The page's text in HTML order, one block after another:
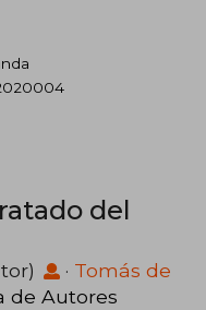
del
· Tomás de
de Autores